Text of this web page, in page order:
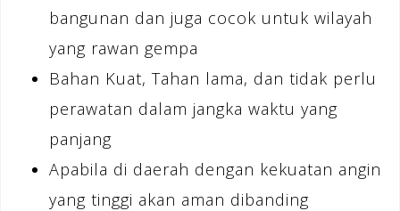
bangunan dan juga cocok untuk wilayah
yang rawan gempa
Bahan Kuat, Tahan lama, dan tidak perlu
perawatan dalam jangka waktu yang
panjang
Apabila di daerah dengan kekuatan angin
yang tinggi akan aman dibanding